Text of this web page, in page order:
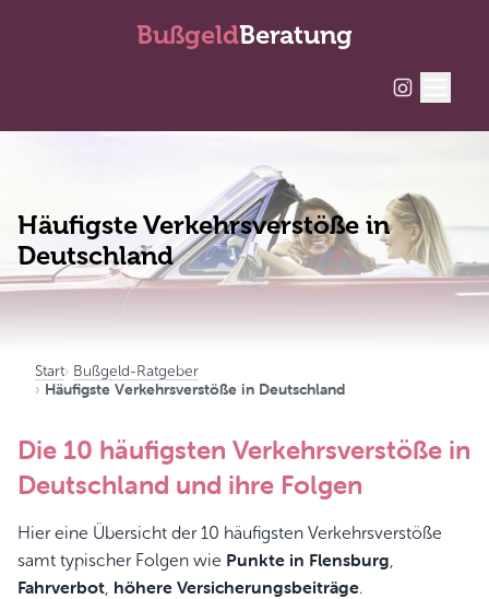
BußgeldBeratung
Häufigste Verkehrsverstöße in
Deutschland
Start Bußgeld-Ratgeber
Häufigste Verkehrsverstöße in Deutschland
Die 10 häufigsten Verkehrsverstöße in
Deutschland und ihre Folgen
Hier eine Übersicht der 10 häufigsten Verkehrsverstöße
samt typischer Folgen wie Punkte in Flensburg
Fahrverbot höhere Versicherungsbeiträge.